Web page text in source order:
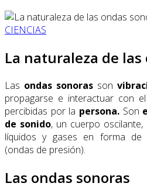
CIENCIAS
La naturaleza de las
Las ondas sonoras son
propagarse e interactuar con
percibidas por la persona.Son
de sonido, un cuerpo
líquidos y gases en forma de
(ondas de presión).
Las ondas sonoras